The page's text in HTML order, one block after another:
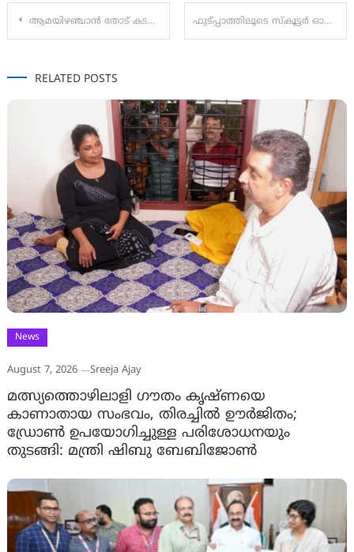
Post
ആമയിഴഞ്ചാൻ തോട് കടന്നു പോകുന്ന സ്ഥലങ്ങളിൽ മാലിന്യനിക്ഷേപം തടയാൻ ക്യാമറകൾ സ്ഥാപിക്കണം : മനുഷ്യാവകാശ കമ്മീഷൻ ഫുട്പ്പാത്തിലൂടെ സ്കൂട്ടർ ഓടിച്ച സംഭവം; സ്കൂട്ടർ യാത്രക്കാരനെതിരെ കേസെടുത്ത് MVD; ലൈസൻസ് സസ്പെൻഡ് ചെയ്തു
RELATED POSTS
News
August 7, 2026 Sreeja Ajay
മത്സ്യത്തൊഴിലാളി ഗൗതം കൃഷ്ണയെ
കാണാതായ സംഭവം, തിരച്ചിൽ ഊർജിതം;
ഡ്രോണ്‍ ഉപയോഗിച്ചുള്ള പരിശോധനയും
തുടങ്ങി: മന്ത്രി ഷിബു ബേബിജോണ്‍